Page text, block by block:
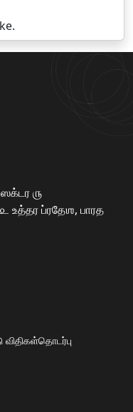
௫
உத்தர ப்ரதேஶ, பாரத
விதிகள்தொடர்பு